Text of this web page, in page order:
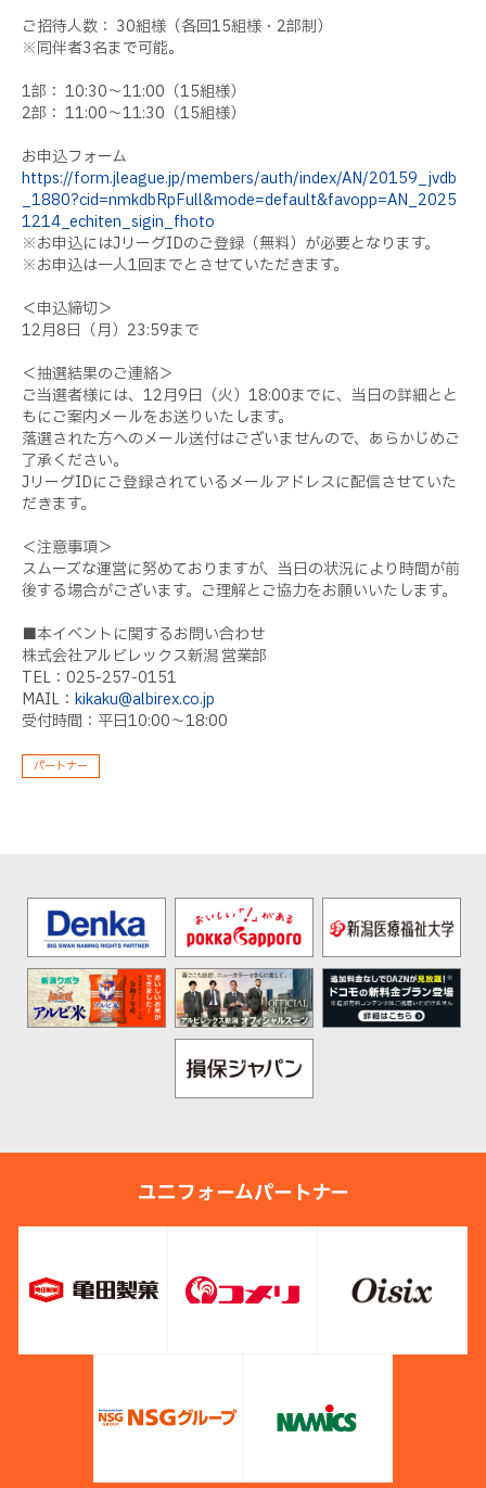
ご招待人数： 30組様（各回15組様・2部制）
※同伴者3名まで可能。
1部： 10:30〜11:00（15組様）
2部： 11:00〜11:30（15組様）
お申込フォーム
https://form.jleague.jp/members/auth/index/AN/20159_jvdb
_1880?cid=nmkdbRpFull&mode=default&favopp=AN_2025
1214_echiten_sigin_fhoto
※お申込にはJリーグIDのご登録（無料）が必要となります。
※お申込は一人1回までとさせていただきます。
＜申込締切＞
12月8日（月）23:59まで
＜抽選結果のご連絡＞
ご当選者様には、12月9日（火）18:00までに、当日の詳細とと
もにご案内メールをお送りいたします。
落選された方へのメール送付はございませんので、あらかじめご
了承ください。
JリーグIDにご登録されているメールアドレスに配信させていた
だきます。
＜注意事項＞
スムーズな運営に努めておりますが、当日の状況により時間が前
後する場合がございます。ご理解とご協力をお願いいたします。
■本イベントに関するお問い合わせ
株式会社アルビレックス新潟 営業部
TEL：025-257-0151
MAIL： kikaku@albirex.co.jp
受付時間：平日10:00〜18:00
パートナー
ユニフォームパートナー